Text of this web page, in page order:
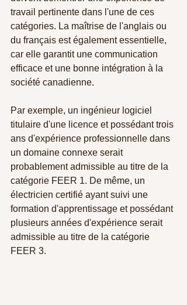
travail pertinente dans l'une de ces
catégories. La maîtrise de l'anglais ou
du français est également essentielle,
car elle garantit une communication
efficace et une bonne intégration à la
société canadienne.
Par exemple, un ingénieur logiciel
titulaire d'une licence et possédant trois
ans d'expérience professionnelle dans
un domaine connexe serait
probablement admissible au titre de la
catégorie FEER 1. De même, un
électricien certifié ayant suivi une
formation d'apprentissage et possédant
plusieurs années d'expérience serait
admissible au titre de la catégorie
FEER 3.